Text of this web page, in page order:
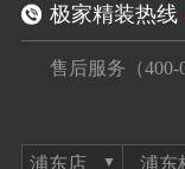
极家精装热线
售后服务（400-
浦东